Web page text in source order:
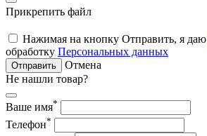
Прикрепить файл
Нажимая на кнопку Отправить, я даю
обработку Персональных данных
Отправить
Отмена
Не нашли товар?
Ваше имя*
Телефон*